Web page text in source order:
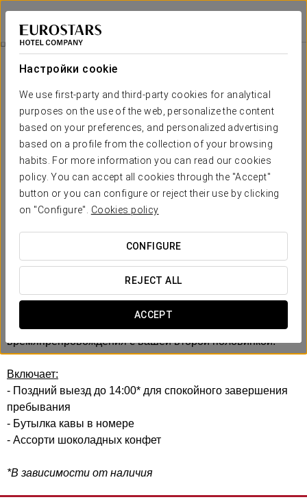
Настройки cookie
We use first-party and third-party cookies for analytical
purposes on the use of the web, personalize the content
based on your preferences, and personalized advertising
based on a profile from the collection of your browsing
habits. For more information you can read our cookies
policy. You can accept all cookies through the "Accept"
button or you can configure or reject their use by clicking
on "Configure". Cookies policy
CONFIGURE
REJECT ALL
ACCEPT
Exe Convention Plaza Madrid
МАДРИД
Pомантический Опыт
18 €
Pомантический опыт
Детали, чтобы удивить. Всё готово, чтобы вы могли
просто наслаждаться любовью.
В Exe Convention Plaza Madrid мы создали
романтический опыт, предназначенный для совместного
времяпрепровождения с вашей второй половинкой.
Включает:
- Поздний выезд до 14:00* для спокойного завершения
пребывания
- Бутылка кавы в номере
- Ассорти шоколадных конфет
*В зависимости от наличия